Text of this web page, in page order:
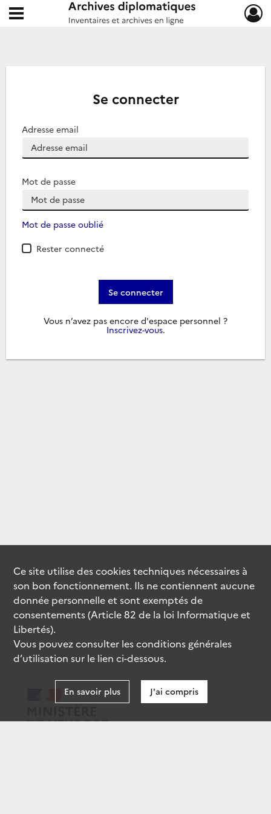
Archives diplomatiques
Ouvrir le menu déroulant
Se connecter
Adresse email
Mot de passe
Mot de passe oublié
Rester connecté
Se connecter
Vous n’avez pas encore d'espace personnel ?
Inscrivez-vous.
Ce site utilise descookiestechniques nécessaires à
son bon fonctionnement. Ils ne contiennent aucune
donnée personnelle et sont exemptés de
consentements (Article 82 de la loi Informatique et
Libertés).
Vous pouvez consulter les conditions générales
d’utilisation sur le lien ci-dessous.
En savoir plus J'ai compris